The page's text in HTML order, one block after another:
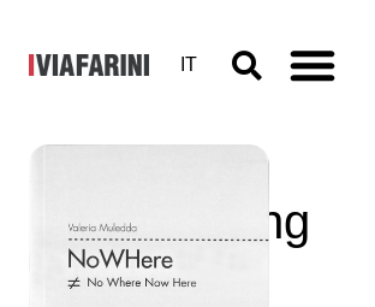
IT
Bookcrossing
Zones,